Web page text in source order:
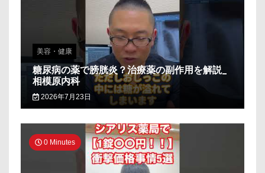
美容・健康
糖尿病の薬で膀胱炎？治療薬の副作用を解説_
相模原内科
2026年7月23日
0 Minutes